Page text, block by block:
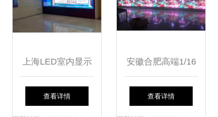
上海LED室内显示
屏安装全攻略 选
查看详情
安徽合肥高端1/16
扫室内全彩P3 LED
查看详情